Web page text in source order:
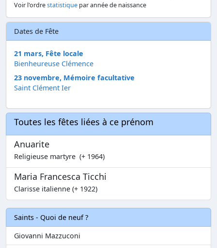
Voir l'ordrestatistique par année de naissance
Dates de Fête
21 mars, Fête locale
Bienheureuse Clémence
23 novembre, Mémoire facultative
Saint Clément Ier
Toutes les fêtes liées à ce prénom
Anuarite
Religieuse martyre (+ 1964)
Maria Francesca Ticchi
Clarisse italienne (+ 1922)
Saints - Quoi de neuf ?
Giovanni Mazzuconi